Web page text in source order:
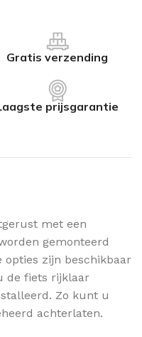
Gratis verzending
prijsgarantie
met een
gemonteerd
opties zijn beschikbaar
de fiets rijklaar
Zo kunt u
achterlaten.